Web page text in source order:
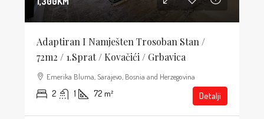
Adaptiran I Namješten Trosoban Stan /
72m2 / 1.sprat / Kovačići / Grbavica
Emerika Bluma, Sarajevo, Bosnia and Herzegovina
2 1 72 m² Detalji